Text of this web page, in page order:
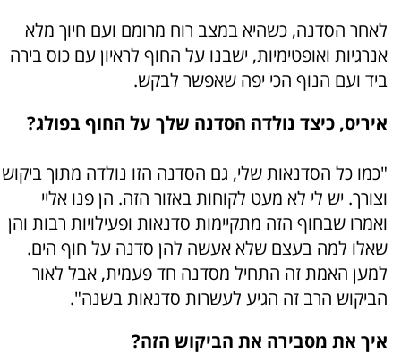
לאחר הסדנה, כשהיא במצב רוח מרומם ועם חיוך מלא
אנרגיות ואופטימיות, ישבנו על החוף לראיון עם כוס בירה
ביד ועם הנוף הכי יפה שאפשר לבקש.
איריס, כיצד נולדה הסדנה שלך על החוף בפולג?
"כמו כל הסדנאות שלי, גם הסדנה הזו נולדה מתוך ביקוש
וצורך. יש לי לא מעט לקוחות באזור הזה. הן פנו אליי
ואמרו שבחוף הזה מתקיימות סדנאות ופעילויות רבות והן
שאלו למה בעצם שלא אעשה להן סדנה על חוף הים.
למען האמת זה התחיל מסדנה חד פעמית, אבל לאור
הביקוש הרב זה הגיע לעשרות סדנאות בשנה".
איך את מסבירה את הביקוש הזה?